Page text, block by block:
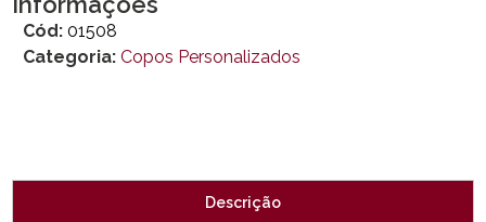
Cód: 01508
Categoria: Copos Personalizados
Descrição